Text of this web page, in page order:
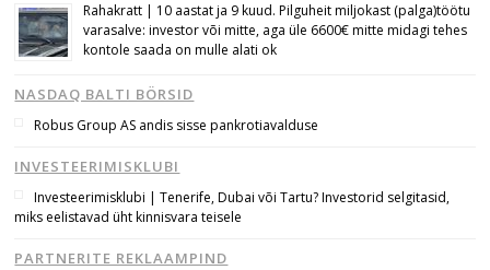
Rahakratt | 10 aastat ja 9 kuud. Pilguheit miljokast (palga)töötu
varasalve: investor või mitte, aga üle 6600€ mitte midagi tehes
kontole saada on mulle alati ok
NASDAQ BALTI BÖRSID
Robus Group AS andis sisse pankrotiavalduse
INVESTEERIMISKLUBI
Investeerimisklubi | Tenerife, Dubai või Tartu? Investorid selgitasid,
miks eelistavad üht kinnisvara teisele
PARTNERITE REKLAAMPIND